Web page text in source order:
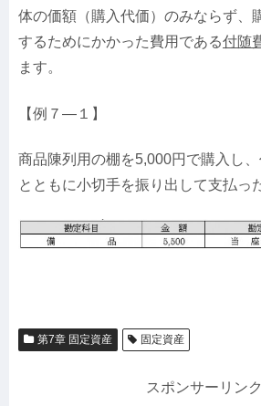
体の価額（購入代価）のみならず、
するためにかかった費用である付随
ます。
【例７—１】
商品陳列用の棚を5,000円で購入し
とともに小切手を振り出して支払っ
第7章 固定資産 固定資産
スポンサーリンク